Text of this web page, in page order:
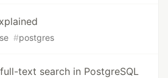
#postgres
text search in PostgreSQL